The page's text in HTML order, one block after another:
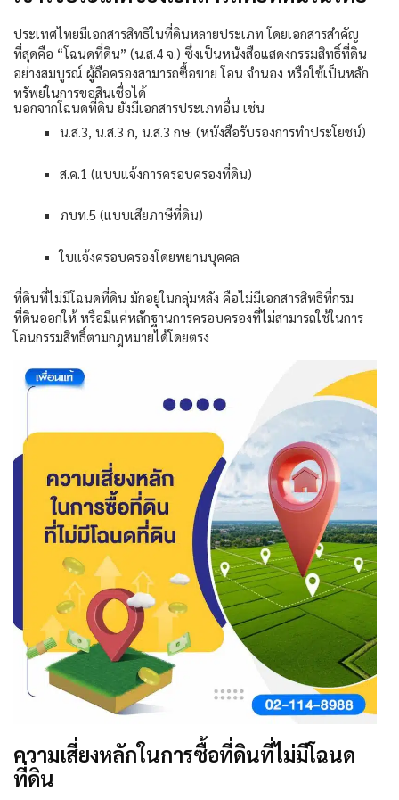
ประเทศไทยมีเอกสารสิทธิในที่ดินหลายประเภท โดยเอกสารสำคัญ
ที่สุดคือ “โฉนดที่ดิน” (น.ส.4 จ.) ซึ่งเป็นหนังสือแสดงกรรมสิทธิ์ที่ดิน
อย่างสมบูรณ์ ผู้ถือครองสามารถซื้อขาย โอน จำนอง หรือใช้เป็นหลัก
ทรัพย์ในการขอสินเชื่อได้
นอกจากโฉนดที่ดิน ยังมีเอกสารประเภทอื่น เช่น
น.ส.3, น.ส.3 ก, น.ส.3 กษ. (หนังสือรับรองการทำประโยชน์)
ส.ค. 1 (แบบแจ้งการครอบครองที่ดิน)
ภบท.5 (แบบเสียภาษีที่ดิน)
ใบแจ้งครอบครองโดยพยานบุคคล
ที่ดินที่ไม่มีโฉนดที่ดิน มักอยู่ในกลุ่มหลัง คือไม่มีเอกสารสิทธิที่กรม
ที่ดินออกให้ หรือมีแค่หลักฐานการครอบครองที่ไม่สามารถใช้ในการ
โอนกรรมสิทธิ์ตามกฎหมายได้โดยตรง
ความเสี่ยงหลักในการซื้อที่ดินที่ไม่มีโฉนด
ที่ดิน